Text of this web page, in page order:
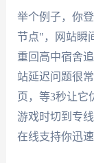
举个例子，你
节点"，网站瞬
重回高中宿舍
站延迟问题很
页，等3秒让它
游戏时切到专
在线支持你迅速